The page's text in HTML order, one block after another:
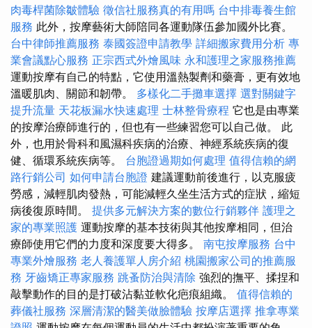
肉毒桿菌除皺體驗 徵信社服務真的有用嗎 台中排毒養生館
服務 此外，按摩藝術大師陪同各運動隊伍參加國外比賽。
台中律師推薦服務 泰國簽證申請教學 詳細搬家費用分析 專
業會議點心服務 正宗西式外燴風味 永和護理之家服務推薦
運動按摩有自己的特點，它使用溫熱製劑和藥膏，更有效地
溫暖肌肉、關節和韌帶。 多樣化二手攤車選擇 選對關鍵字
提升流量 天花板漏水快速處理 士林整骨療程 它也是由專業
的按摩治療師進行的，但也有一些練習您可以自己做。 此
外，也用於骨科和風濕科疾病的治療、神經系統疾病的復
健、循環系統疾病等。 台胞證過期如何處理 值得信賴的網
路行銷公司 如何申請台胞證 建議運動前後進行，以克服疲
勞感，減輕肌肉發熱，可能減輕久坐生活方式的症狀，縮短
病後復原時間。 提供多元解決方案的數位行銷夥伴 護理之
家的專業照護 運動按摩的基本技術與其他按摩相同，但治
療師使用它們的力度和深度要大得多。 南屯按摩服務 台中
專業外燴服務 老人養護單人房介紹 桃園搬家公司的推薦服
務 牙齒矯正專家服務 跳蚤防治與清除 強烈的撫平、揉捏和
敲擊動作的目的是打破沾黏並軟化疤痕組織。 值得信賴的
葬儀社服務 深層清潔的醫美做臉體驗 按摩店選擇 推拿專業